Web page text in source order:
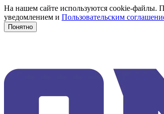
На нашем сайте используются cookie-файлы.
уведомлением и Пользовательским
Понятно